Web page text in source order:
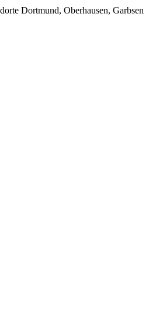
Dortmund, Oberhausen, Garbsen